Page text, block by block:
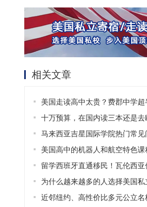
相关文章
美国走读高中太贵？费郡中学
奖学金！
十万预算，在国内读三本还是去
马来西亚吉星国际学院热门常见
美国高中的机器人和航空特色
留学西班牙直通移民！瓦伦西
欧盟身份
为什么越来越多的人选择美国
中？
近邻纽约、高性价比多元公立